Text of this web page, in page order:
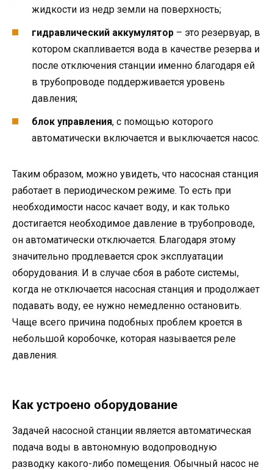
жидкости из недр земли на поверхность;
гидравлический аккумулятор – это резервуар, в
котором скапливается вода в качестве резерва и
после отключения станции именно благодаря ей
в трубопроводе поддерживается уровень
давления;
блок управления, с помощью которого
автоматически включается и выключается насос.
Таким образом, можно увидеть, что насосная станция
работает в периодическом режиме. То есть при
необходимости насос качает воду, и как только
достигается необходимое давление в трубопроводе,
он автоматически отключается. Благодаря этому
значительно продлевается срок эксплуатации
оборудования. И в случае сбоя в работе системы,
когда не отключается насосная станция и продолжает
подавать воду, ее нужно немедленно остановить.
Чаще всего причина подобных проблем кроется в
небольшой коробочке, которая называется реле
давления.
Как устроено оборудование
Задачей насосной станции является автоматическая
подача воды в автономную водопроводную
разводку какого-либо помещения. Обычный насос не